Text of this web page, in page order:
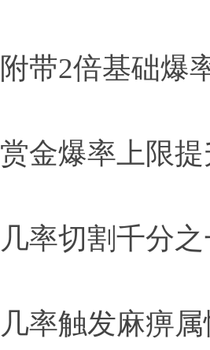
附带2倍基础爆
赏金爆率上限
几率切割千分
几率触发麻痹